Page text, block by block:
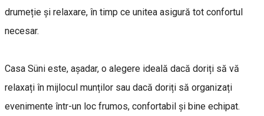
drumeție și relaxare, în timp ce unitea asigură tot confortul
necesar.
Casa Süni este, așadar, o alegere ideală dacă doriți să vă
relaxați în mijlocul munților sau dacă doriți să organizați
evenimente într-un loc frumos, confortabil și bine echipat.